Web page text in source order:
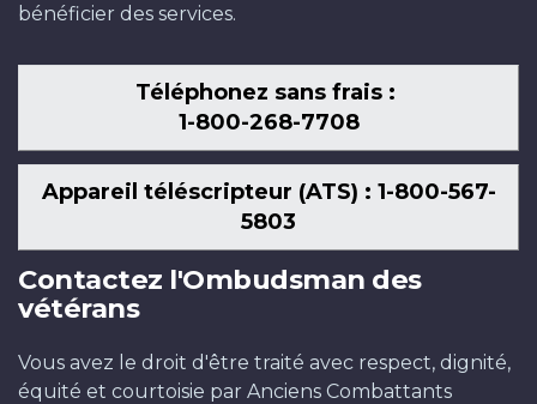
bénéficier des services.
Téléphonez sans frais :
1-800-268-7708
Appareil téléscripteur (ATS) : 1-800-567-
5803
Contactez l'Ombudsman des
vétérans
Vous avez le droit d'être traité avec respect, dignité,
équité et courtoisie par Anciens Combattants